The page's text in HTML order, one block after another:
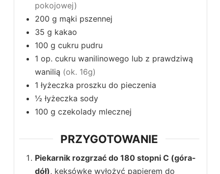
pokojowej)
200 g mąki pszennej
35 g kakao
100 g cukru pudru
1 op. cukru wanilinowego lub z prawdziwą
wanilią (ok. 16g)
1 łyżeczka proszku do pieczenia
½ łyżeczka sody
100 g czekolady mlecznej
PRZYGOTOWANIE
Piekarnik rozgrzać do 180 stopni C (góra-
dół), keksówkę wyłożyć papierem do